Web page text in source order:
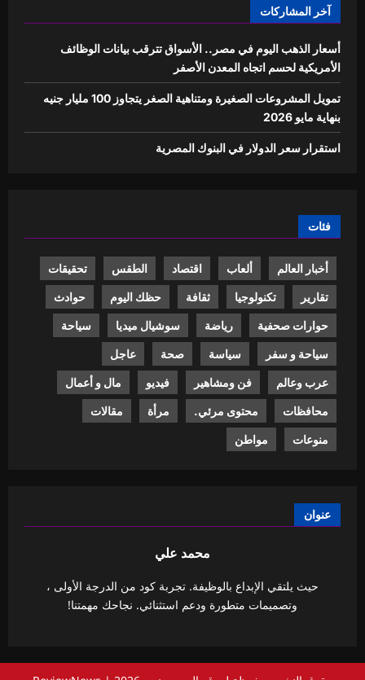
آخر المشاركات
أسعار الذهب اليوم في مصر.. الأسواق تترقب بيانات الوظائف
الأمريكية لحسم اتجاه المعدن الأصفر
تمويل المشروعات الصغيرة ومتناهية الصغر يتجاوز 100 مليار جنيه
بنهاية مايو 2026
استقرار سعر الدولار في البنوك المصرية
فئات
أخبار العالم ألعاب اقتصاد الطقس تحقيقات
تقارير تكنولوجيا ثقافة حظك اليوم حوادث
حوارات صحفية رياضة سوشيال ميديا سياحة
سياحة و سفر سياسة صحة عاجل
عرب وعالم فن ومشاهير فيديو مال و أعمال
محافظات محتوى مرئي. مرأة مقالات
منوعات مواطن
عنوان
محمد علي
حيث يلتقي الإبداع بالوظيفة. تجربة كود من الدرجة الأولى ،
وتصميمات متطورة ودعم استثنائي. نجاحك مهمتنا!